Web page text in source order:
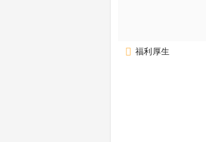
福利厚生